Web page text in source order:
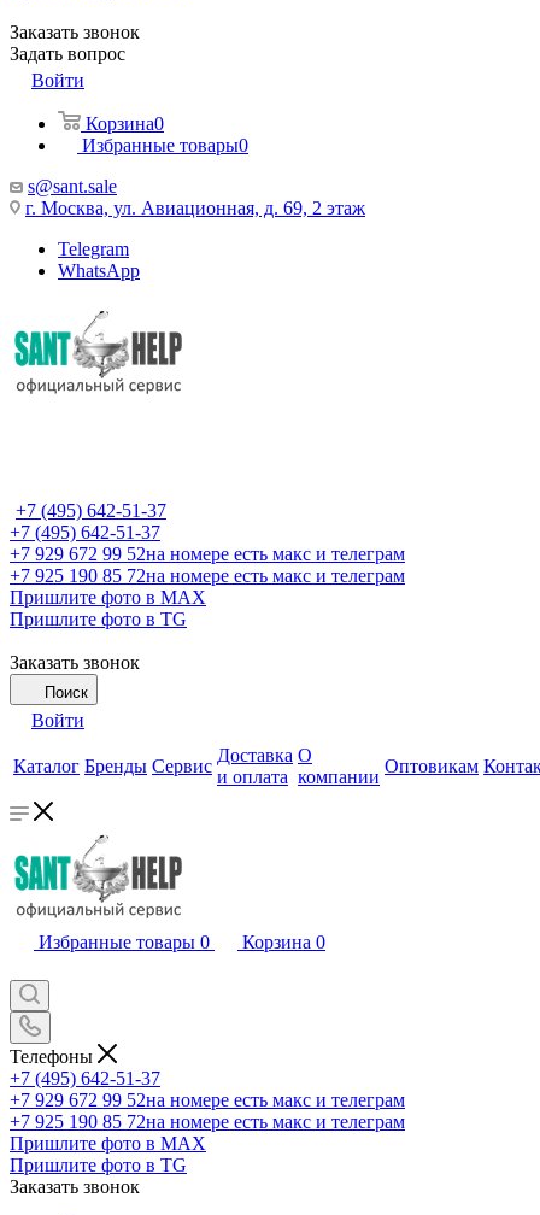
Заказать звонок
Задать вопрос
Войти
Корзина0
Избранные товары0
s@sant.sale
г. Москва, ул. Авиационная, д. 69, 2 этаж
Telegram
WhatsApp
+7 (495) 642-51-37
+7 (495) 642-51-37
+7 929 672 99 52на номере есть макс и телеграм
+7 925 190 85 72на номере есть макс и телеграм
Пришлите фото в MAX
Пришлите фото в TG
Заказать звонок
Поиск
Войти
Каталог Бренды Сервис
Доставка
и оплата
О
компании
Оптовикам
Избранные товары 0 Корзина 0
Телефоны
+7 (495) 642-51-37
+7 929 672 99 52на номере есть макс и телеграм
+7 925 190 85 72на номере есть макс и телеграм
Пришлите фото в MAX
Пришлите фото в TG
Заказать звонок